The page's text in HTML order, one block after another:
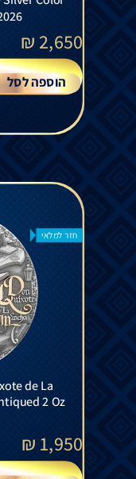
2,650
₪
הוספה לסל
חזר למלאי
de La
2 Oz
1,950
₪